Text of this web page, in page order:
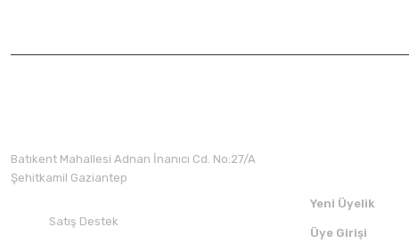
Batıkent Mahallesi Adnan İnanıcı Cd. No:27/A
Şehitkamil Gaziantep
Satış Destek
Yeni Üyelik
Üye Girişi